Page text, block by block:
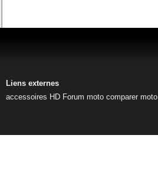
Liens externes
accessoires HD Forum moto comparer moto